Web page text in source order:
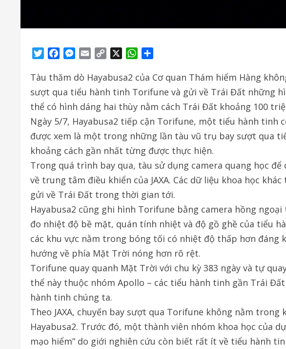
TwitterFacebookMessenger
Email
Copy
WhatsApp
Tàu thăm dò Hayabusa2 của Cơ quan Thám hiểm Hàng
sượt qua tiểu hành tinh Torifune và gửi về Trái Đất những
thể có hình dáng hai thùy nằm cách Trái Đất khoảng 100
Ngày 5/7, Hayabusa2 tiếp cận Torifune, một tiểu hành tinh
được xem là một trong những lần tàu vũ trụ bay sượt qua
khoảng cách gần nhất từng được thực hiện.
Trong quá trình bay qua, tàu sử dụng camera quang học
về trung tâm điều khiển của JAXA. Các dữ liệu khoa học
gửi về Trái Đất trong thời gian tới.
Hayabusa2 cũng ghi hình Torifune bằng camera hồng
đo nhiệt độ bề mặt, quán tính nhiệt và độ gồ ghề của tiểu
các khu vực nằm trong bóng tối có nhiệt độ thấp hơn đáng
hướng về phía Mặt Trời nóng hơn rõ rệt.
Torifune quay quanh Mặt Trời với chu kỳ 383 ngày và tự
thể này thuộc nhóm Apollo – các tiểu hành tinh gần Trái
hành tinh chúng ta.
Theo JAXA, chuyến bay sượt qua Torifune không nằm trong
Hayabusa2. Trước đó, một thành viên nhóm khoa học của
mạo hiểm” do giới nghiên cứu còn biết rất ít về tiểu hành